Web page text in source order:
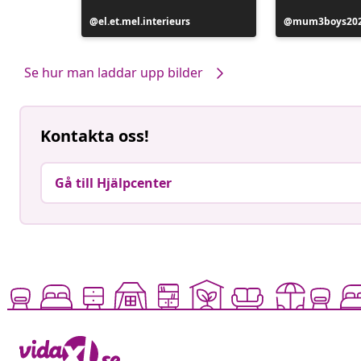
Inlägg
publicerat
el.et.mel.interieurs
Inlägg
publicerat
Se hur man laddar upp bilder
Kontakta oss!
Gå till Hjälpcenter